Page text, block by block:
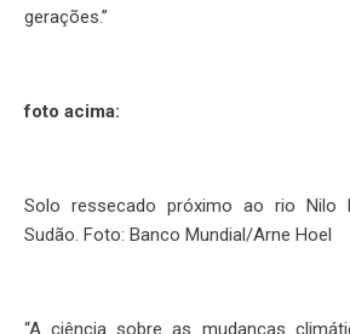
gerações.”
foto acima:
Solo ressecado próximo ao rio Nilo
Sudão. Foto: Banco Mundial/Arne Hoel
“A ciência sobre as mudanças